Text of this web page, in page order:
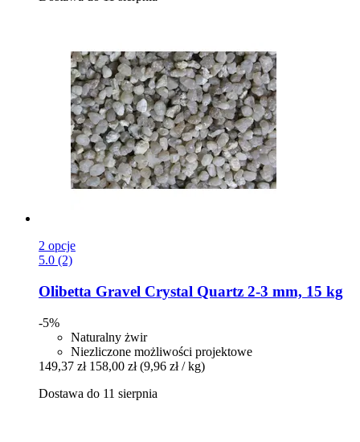
2 opcje
5.0 (2)
Olibetta Gravel Crystal Quartz 2-​3 mm, 15 kg
-5%
Naturalny żwir
Niezliczone możliwości projektowe
149,37 zł 158,00 zł (9,96 zł / kg)
Dostawa do 11 sierpnia